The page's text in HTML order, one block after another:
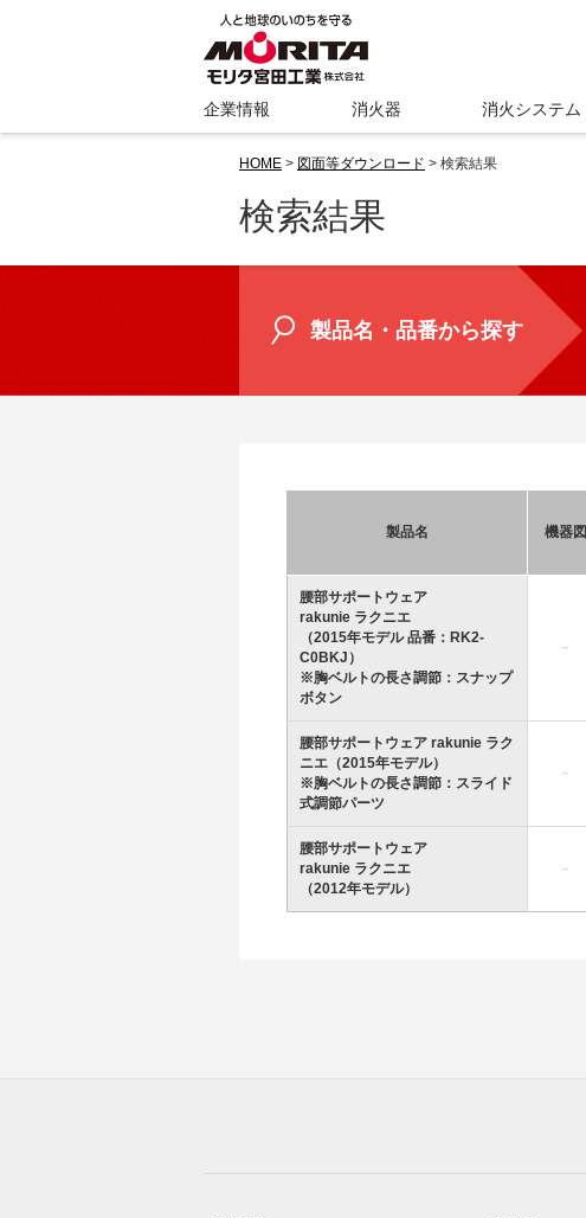
企業情報 消火器 消火システム
HOME > 図面等ダウンロード > 検索結果
検索結果
製品名・品番から探す
製品名 機器図
腰部サポートウェア
rakunie ラクニエ
（2015年モデル 品番：RK2-
C0BKJ）
※胸ベルトの長さ調節：スナップ
ボタン
－
腰部サポートウェア rakunie ラク
ニエ（2015年モデル）
※胸ベルトの長さ調節：スライド
式調節パーツ
－
腰部サポートウェア
rakunie ラクニエ
（2012年モデル）
－